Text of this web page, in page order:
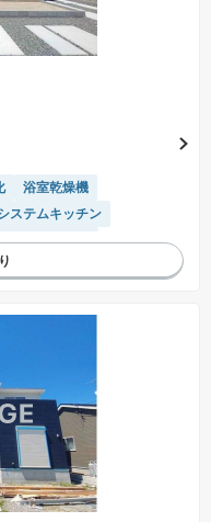
浴室乾燥機
ステムキッチン
インターホン